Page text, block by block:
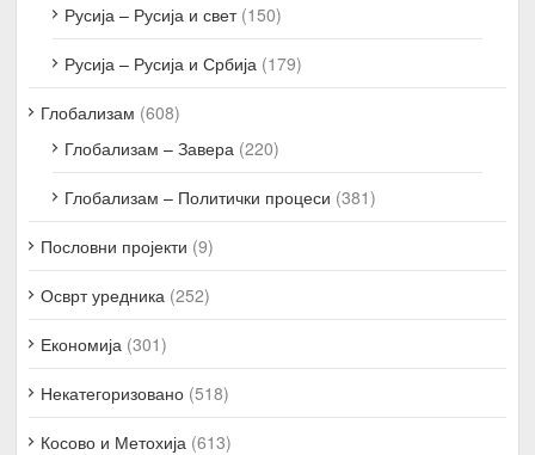
Русија – Русија и свет(150)
Русија – Русија и Србија (179)
Глобализам (608)
Глобализам – Завера (220)
Глобализам – Политички процеси (381)
Пословни пројекти (9)
Осврт уредника (252)
Економија (301)
Некатегоризовано (518)
Косово и Метохија (613)